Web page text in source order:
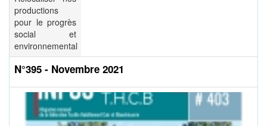
productions
pour le progrès
social et
environnemental
N°395 - Novembre 2021